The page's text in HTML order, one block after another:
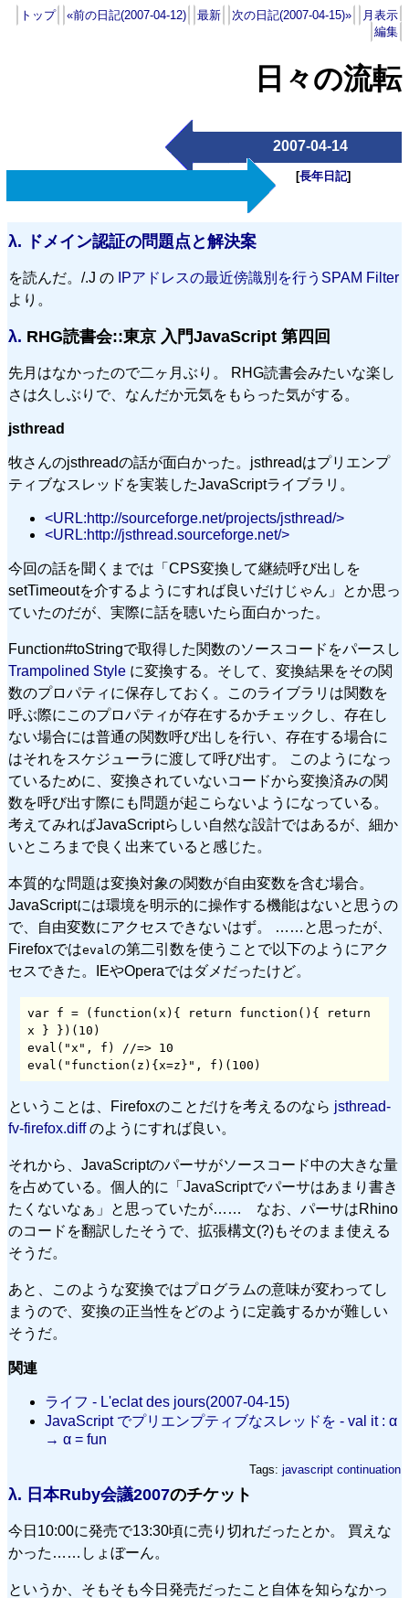
トップ «前の日記(2007-04-12) 最新 次の日記(2007-04-15)»
月表示
編集
日々の流転
2007-04-14
[長年日記]
λ. ドメイン認証の問題点と解決案
を読んだ。/.J の IPアドレスの最近傍識別を行うSPAM Filter
より。
λ. RHG読書会::東京 入門JavaScript 第四回
先月はなかったので二ヶ月ぶり。 RHG読書会みたいな楽し
さは久しぶりで、なんだか元気をもらった気がする。
jsthread
牧さんのjsthreadの話が面白かった。jsthreadはプリエンプ
ティブなスレッドを実装したJavaScriptライブラリ。
<URL:http://sourceforge.net/projects/jsthread/>
<URL:http://jsthread.sourceforge.net/>
今回の話を聞くまでは「CPS変換して継続呼び出しを
setTimeoutを介するようにすれば良いだけじゃん」とか思っ
ていたのだが、実際に話を聴いたら面白かった。
Function#toStringで取得した関数のソースコードをパースし
Trampolined Style に変換する。そして、変換結果をその関
数のプロパティに保存しておく。このライブラリは関数を
呼ぶ際にこのプロパティが存在するかチェックし、存在し
ない場合には普通の関数呼び出しを行い、存在する場合に
はそれをスケジューラに渡して呼び出す。 このようになっ
ているために、変換されていないコードから変換済みの関
数を呼び出す際にも問題が起こらないようになっている。
考えてみればJavaScriptらしい自然な設計ではあるが、細か
いところまで良く出来ていると感じた。
本質的な問題は変換対象の関数が自由変数を含む場合。
JavaScriptには環境を明示的に操作する機能はないと思うの
で、自由変数にアクセスできないはず。 ……と思ったが、
Firefoxではeval の第二引数を使うことで以下のようにアク
セスできた。IEやOperaではダメだったけど。
var f = (function(x){ return function(){ return
x } })(10)
eval("x", f) //=> 10
eval("function(z){x=z}", f)(100)
ということは、Firefoxのことだけを考えるのなら jsthread-
fv-firefox.diffのようにすれば良い。
それから、JavaScriptのパーサがソースコード中の大きな量
を占めている。個人的に「JavaScriptでパーサはあまり書き
たくないなぁ」と思っていたが…… なお、パーサはRhino
のコードを翻訳したそうで、拡張構文(?)もそのまま使える
そうだ。
あと、このような変換ではプログラムの意味が変わってし
まうので、変換の正当性をどのように定義するかが難しい
そうだ。
関連
ライフ - L'eclat des jours(2007-04-15)
JavaScript でプリエンプティブなスレッドを - val it : α
→ α = fun
Tags: javascript continuation
λ. 日本Ruby会議2007のチケット
今日10:00に発売で13:30頃に売り切れだったとか。 買えな
かった……しょぼーん。
というか、そもそも今日発売だったこと自体を知らなかっ